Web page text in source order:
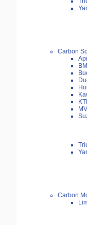
Carbon
Carbon